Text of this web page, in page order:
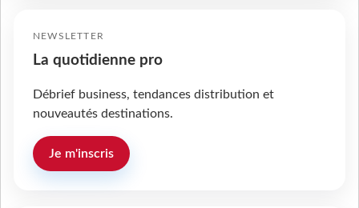
NEWSLETTER
La quotidienne pro
Débrief business, tendances distribution et
nouveautés destinations.
Je m'inscris